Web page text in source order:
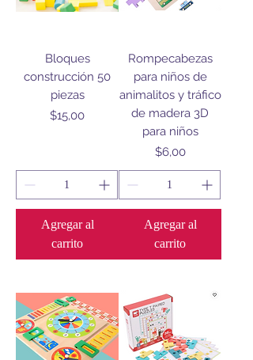
Bloques
construcción 50
piezas
Precio
$15,00
Agregar al
carrito
Rompecabezas
para niños de
animalitos y tráfico
de madera 3D
para niños
Precio
$6,00
Agregar al
carrito